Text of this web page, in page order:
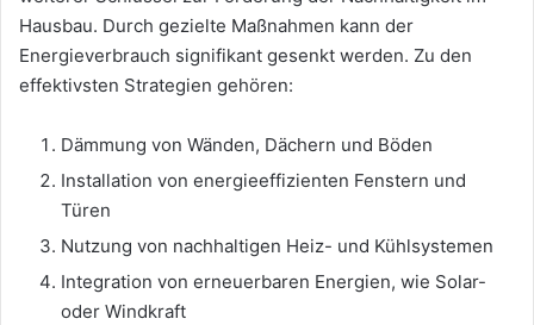
Hausbau. Durch gezielte Maßnahmen kann der
Energieverbrauch signifikant gesenkt werden. Zu den
effektivsten Strategien gehören:
Dämmung von Wänden, Dächern und Böden
Installation von energieeffizienten Fenstern und
Türen
Nutzung von nachhaltigen Heiz- und Kühlsystemen
Integration von erneuerbaren Energien, wie Solar-
oder Windkraft